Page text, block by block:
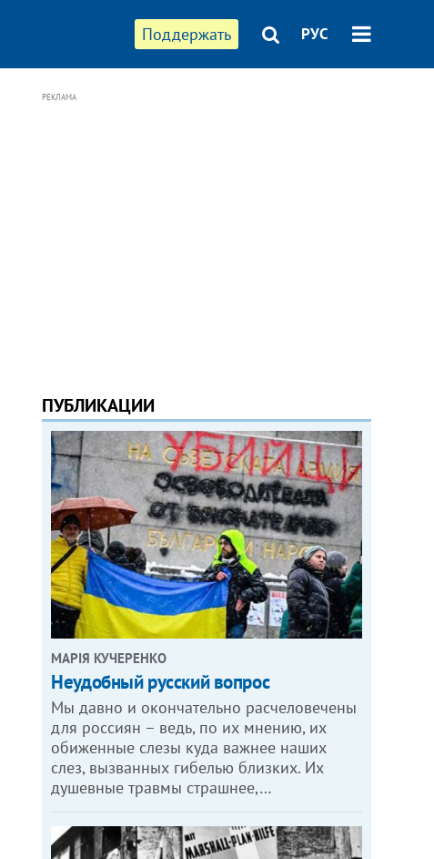
Поддержать РУС
РЕКЛАМА
ПУБЛИКАЦИИ
МАРІЯ КУЧЕРЕНКО
​Неудобный русский вопрос
Мы давно и окончательно расчеловечены
для россиян – ведь, по их мнению, их
обиженные слезы куда важнее наших
слез, вызванных гибелью близких. Их
душевные травмы страшнее,…